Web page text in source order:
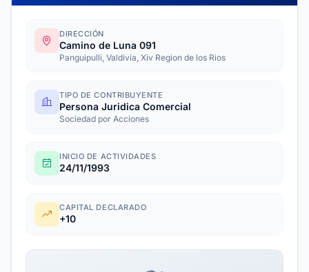
DIRECCIÓN
Camino de Luna 091
Panguipulli, Valdivia, Xiv Region de los Rios
TIPO DE CONTRIBUYENTE
Persona Juridica Comercial
Sociedad por Acciones
INICIO DE ACTIVIDADES
24/11/1993
CAPITAL DECLARADO
+10